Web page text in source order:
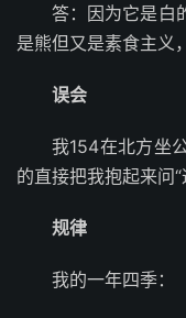
答：因为它是白
是熊但又是素食主义
误会
我154在北方坐
的直接把我抱起来问
规律
我的一年四季：